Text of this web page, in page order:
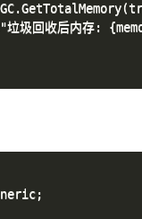
圾回收后内存: